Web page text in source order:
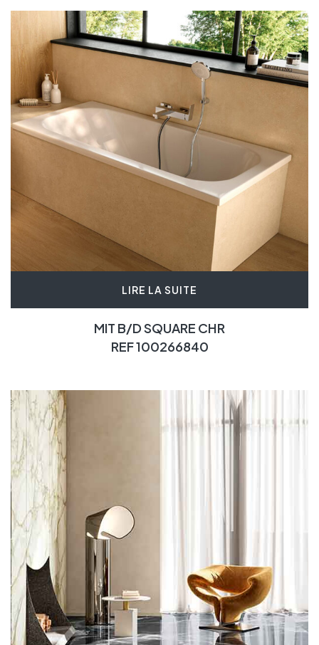
LIRE LA SUITE
MIT B/D SQUARE CHR
REF 100266840